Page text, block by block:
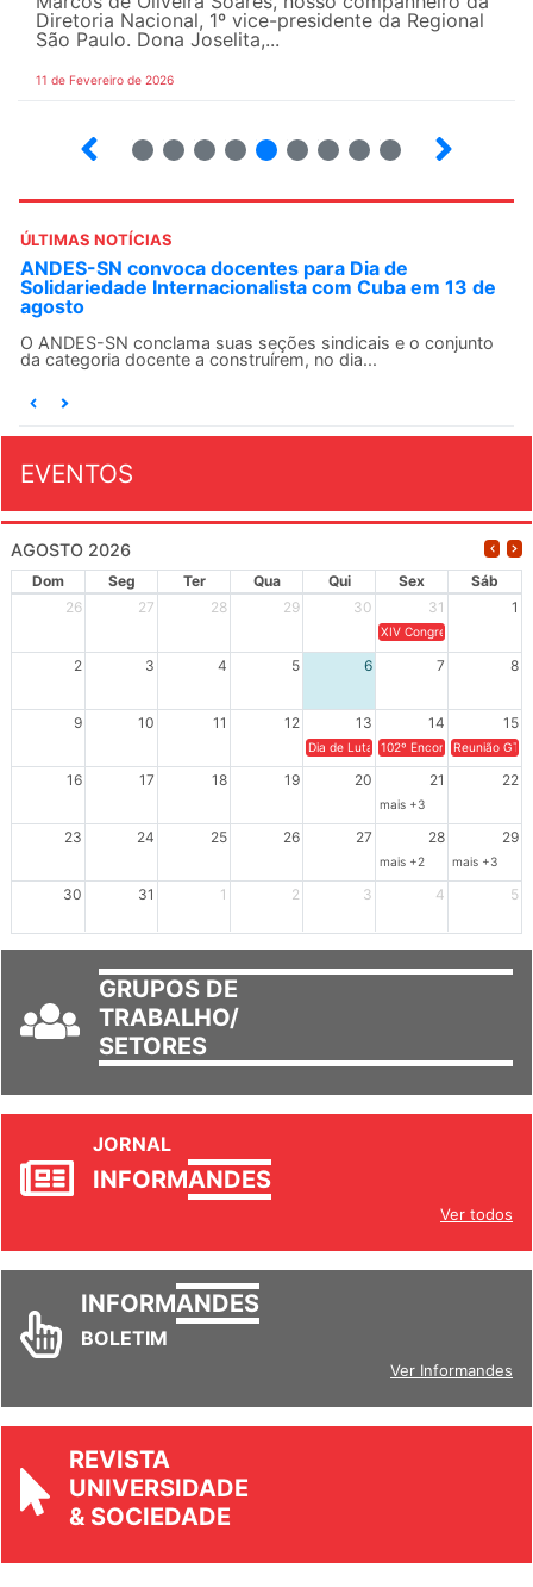
Diretoria Nacional, 1º vice-presidente da Regional
São Paulo. Dona Joselita,...
11 de Fevereiro de 2026
ÚLTIMAS NOTÍCIAS
ANDES-SN convoca docentes para Dia de
Solidariedade Internacionalista com Cuba em 13 de
agosto
O ANDES-SN conclama suas seções sindicais e o conjunto
da categoria docente a construírem, no dia...
EVENTOS
AGOSTO 2026
Dom Seg Ter Qua Qui Sex
Sáb
26
27 28 29 30 31 1
XIV Congresso Brasileiro
2 3 4 5 6 7 8
9 10 11 12 13 14 15
Dia de Luta em Defesa de Cuba e da
102º Encontro da
Reunião
16 17 18 19 20 21 22
mais +3
23 24 25 26 27 28 29
mais +2 mais +3
30 31 1 2 3 4 5
GRUPOS DE
TRABALHO/
SETORES
JORNAL
INFORMANDES
Ver todos
INFORMANDES
BOLETIM
Ver Informandes
REVISTA
UNIVERSIDADE
& SOCIEDADE